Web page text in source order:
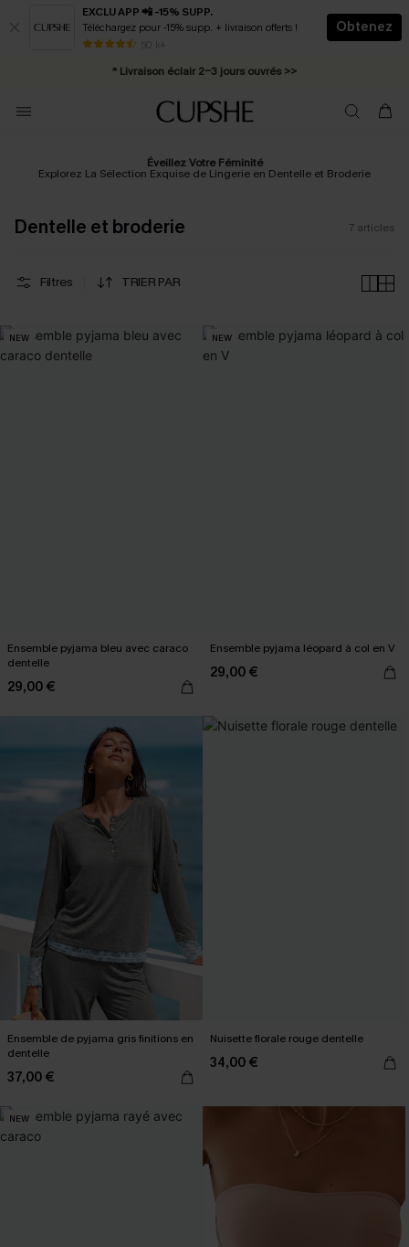
EXCLU APP 📲 -15% SUPP.
Téléchargez pour -15% supp. + livraison offerts !
50 k+
Obtenez
* Livraison éclair 2-3 jours ouvrés >>
Abonnement E-mail : -25% dès 4 achetés >>
Éveillez Votre Féminité
Explorez La Sélection Exquise de Lingerie en Dentelle et Broderie
Dentelle et broderie 7 articles
Filtres TRIER PAR
NEW
Ensemble pyjama bleu avec caraco
dentelle
29,00 €
NEW
Ensemble pyjama léopard à col en V
29,00 €
Ensemble de pyjama gris finitions en
dentelle
37,00 €
Nuisette florale rouge dentelle
34,00 €
NEW